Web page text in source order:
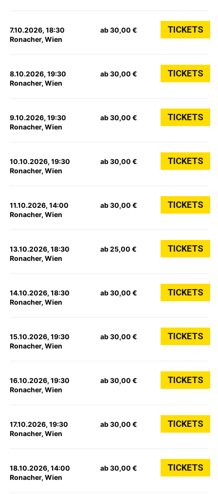
7.10.2026, 18:30
Ronacher, Wien
ab 30,00 € TICKETS
8.10.2026, 19:30
Ronacher, Wien
ab 30,00 € TICKETS
9.10.2026, 19:30
Ronacher, Wien
ab 30,00 € TICKETS
10.10.2026, 19:30
Ronacher, Wien
ab 30,00 € TICKETS
11.10.2026, 14:00
Ronacher, Wien
ab 30,00 € TICKETS
13.10.2026, 18:30
Ronacher, Wien
ab 25,00 € TICKETS
14.10.2026, 18:30
Ronacher, Wien
ab 30,00 € TICKETS
15.10.2026, 19:30
Ronacher, Wien
ab 30,00 € TICKETS
16.10.2026, 19:30
Ronacher, Wien
ab 30,00 € TICKETS
17.10.2026, 19:30
Ronacher, Wien
ab 30,00 € TICKETS
18.10.2026, 14:00
Ronacher, Wien
ab 30,00 € TICKETS